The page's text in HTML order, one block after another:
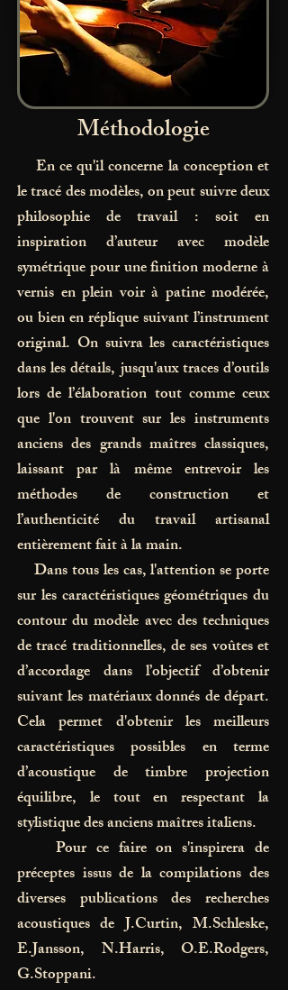
Méthodologie
En ce qu'il concerne la conception et
le tracé des modèles, on peut suivre deux
philosophie de travail : soit en
inspiration d’auteur avec modèle
symétrique pour une finition moderne à
vernis en plein voir à patine modérée,
ou bien en réplique suivant l’instrument
original. On suivra les caractéristiques
dans les détails, jusqu'aux traces d’outils
lors de l’élaboration tout comme ceux
que l'on trouvent sur les instruments
anciens des grands maîtres classiques,
laissant par là même entrevoir les
méthodes de construction et
l’authenticité du travail artisanal
entièrement fait à la main.
Dans tous les cas, l'attention se porte
sur les caractéristiques géométriques du
contour du modèle avec des techniques
de tracé traditionnelles, de ses voûtes et
d’accordage dans l’objectif d’obtenir
suivant les matériaux donnés de départ.
Cela permet d'obtenir les meilleurs
caractéristiques possibles en terme
d’acoustique de timbre projection
équilibre, le tout en respectant la
stylistique des anciens maîtres italiens.
Pour ce faire on s'inspirera de
préceptes issus de la compilations des
diverses publications des recherches
acoustiques de J.Curtin, M.Schleske,
E.Jansson, N.Harris, O.E.Rodgers,
G.Stoppani.